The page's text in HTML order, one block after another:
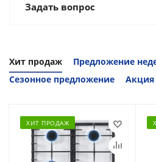
Задать вопрос
Хит продаж
Предложение
Сезонное предложение
Акция
ХИТ ПРОДАЖ